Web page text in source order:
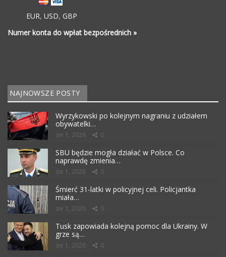
EUR, USD, GBP
Numer konta do wpłat bezpośrednich »
NAJNOWSZE POSTY
Wyrzykowski po kolejnym nagraniu z udziałem
obywatelki…
sie 1, 2026 0
SBU będzie mogła działać w Polsce. Co
naprawdę zmienia…
sie 1, 2026 0
Śmierć 31-latki w policyjnej celi. Policjantka
miała…
sie 1, 2026 0
Tusk zapowiada kolejną pomoc dla Ukrainy. W
grze są…
sie 1, 2026 0